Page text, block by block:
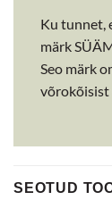
Ku tunnet,
märk
Seo märk
võrokõisist
SEOTUD